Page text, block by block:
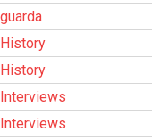
guarda
History
History
Interviews
Interviews